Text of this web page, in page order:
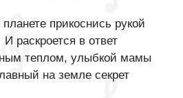
прикоснись рукой
И раскроется в ответ
теплом, улыбкой мамы
на земле секрет